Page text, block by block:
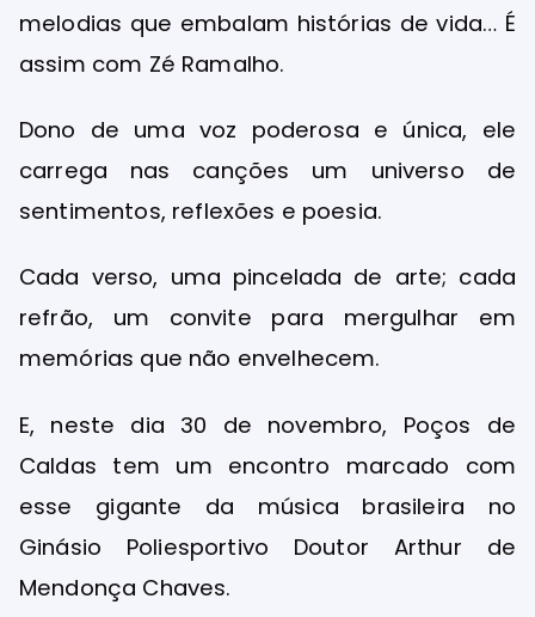
melodias que embalam histórias de vida… É
assim com Zé Ramalho.
Dono de uma voz poderosa e única, ele
carrega nas canções um universo de
sentimentos, reflexões e poesia.
Cada verso, uma pincelada de arte; cada
refrão, um convite para mergulhar em
memórias que não envelhecem.
E, neste dia 30 de novembro, Poços de
Caldas tem um encontro marcado com
esse gigante da música brasileira no
Ginásio Poliesportivo Doutor Arthur de
Mendonça Chaves.